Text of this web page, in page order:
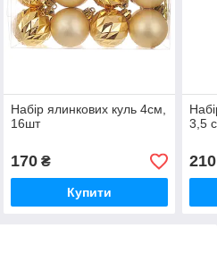
Набір ялинкових куль 4см,
16шт
170₴
Купити
3,5
210